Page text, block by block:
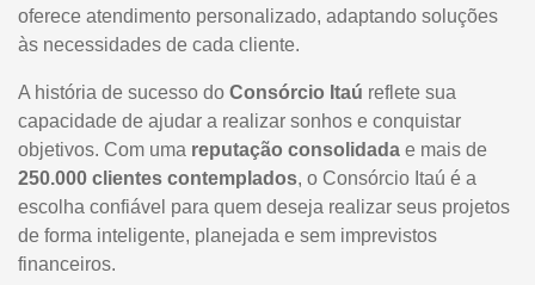
oferece atendimento personalizado, adaptando soluções
às necessidades de cada cliente.
A história de sucesso do Consórcio Itaú reflete sua
capacidade de ajudar a realizar sonhos e conquistar
objetivos. Com uma reputação consolidada e mais de
250.000 clientes contemplados, o Consórcio Itaú é a
escolha confiável para quem deseja realizar seus projetos
de forma inteligente, planejada e sem imprevistos
financeiros.